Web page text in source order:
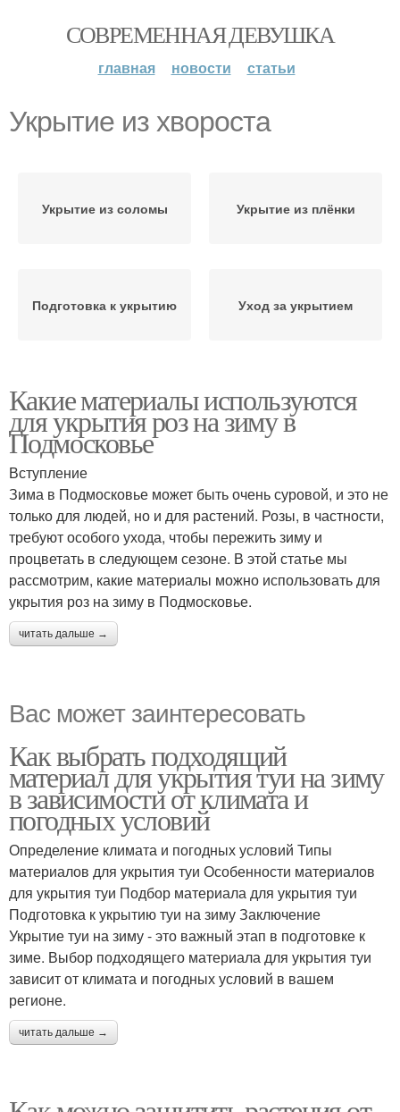
СОВРЕМЕННАЯ ДЕВУШКА
главная новости статьи
Укрытие из хвороста
Укрытие из соломы Укрытие из плёнки
Подготовка к укрытию Уход за укрытием
Какие материалы используются
для укрытия роз на зиму в
Подмосковье
Вступление
Зима в Подмосковье может быть очень суровой, и это не
только для людей, но и для растений. Розы, в частности,
требуют особого ухода, чтобы пережить зиму и
процветать в следующем сезоне. В этой статье мы
рассмотрим, какие материалы можно использовать для
укрытия роз на зиму в Подмосковье.
читать дальше →
Вас может заинтересовать
Как выбрать подходящий
материал для укрытия туи на зиму
в зависимости от климата и
погодных условий
Определение климата и погодных условий Типы
материалов для укрытия туи Особенности материалов
для укрытия туи Подбор материала для укрытия туи
Подготовка к укрытию туи на зиму Заключение
Укрытие туи на зиму - это важный этап в подготовке к
зиме. Выбор подходящего материала для укрытия туи
зависит от климата и погодных условий в вашем
регионе.
читать дальше →